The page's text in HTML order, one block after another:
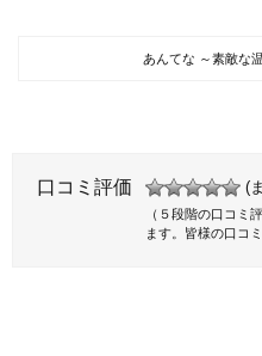
あんてな ～素敵な
口コミ評価 (
（５段階の口コミ
ます。皆様の口コ